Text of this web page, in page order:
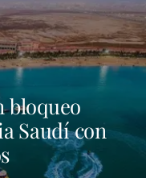
bloqueo
Saudí con